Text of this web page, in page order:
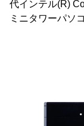
代インテル(R)
ミニタワーパソ